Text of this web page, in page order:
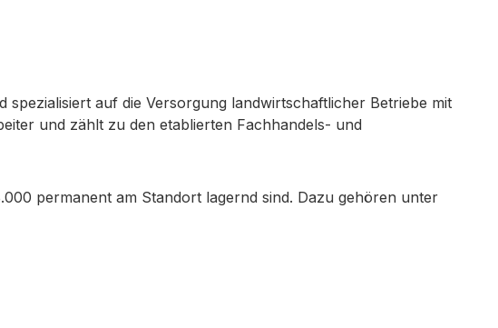
spezialisiert auf die Versorgung landwirtschaftlicher Betriebe mit
und zählt zu den etablierten Fachhandels- und
permanent am Standort lagernd sind. Dazu gehören unter